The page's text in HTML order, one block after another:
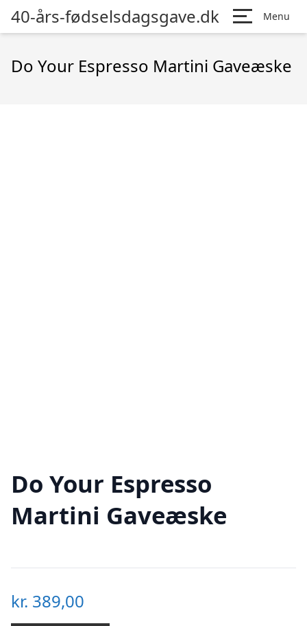
40-års-fødselsdagsgave.dk Menu
Do Your Espresso Martini Gaveæske
Do Your Espresso
Martini Gaveæske
kr. 389,00